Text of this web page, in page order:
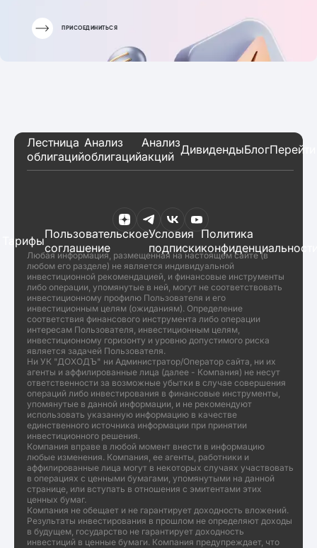
ПРИСОЕДИНИТЬСЯ
Лестница
облигаций
Анализ
облигаций
Анализ
акций ДивидендыБлог
ТарифыПользовательское
соглашение
Условия
подписки
Политика
Любая информация, размещенная на настоящем сайте (в
любом его разделе) не является индивидуальной
инвестиционной рекомендацией, и финансовые инструменты
либо операции, упомянутые в ней, могут не соответствовать
инвестиционному профилю Пользователя и его
инвестиционным целям (ожиданиям). Определение
соответствия финансового инструмента либо операции
интересам Пользователя, инвестиционным целям,
инвестиционному горизонту и уровню допустимого риска
является задачей Пользователя.
Ни УК "ДОХОДЪ" ни Администратор/Оператор сайта, ни их
агенты и аффилированные лица (далее - Компания) не несут
ответственности за возможные убытки в случае совершения
операций либо инвестирования в финансовые инструменты,
упомянутые в данной информации, и не рекомендуют
использовать указанную информацию в качестве
единственного источника информации при принятии
инвестиционного решения.
Компания вправе в любой момент внести в информацию
любые изменения. Компания, ее агенты, работники и
аффилированные лица могут в некоторых случаях участвовать
в операциях с ценными бумагами, упомянутыми на данной
странице, или вступать в отношения с эмитентами этих
ценных бумаг.
Компания не обещает и не гарантирует доходность вложений.
Результаты инвестирования в прошлом не определяют доходы
в будущем, государство не гарантирует доходность
инвестиций в ценные бумаги. Компания предупреждает, что